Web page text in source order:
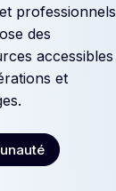
professionnels
des
accessibles
et